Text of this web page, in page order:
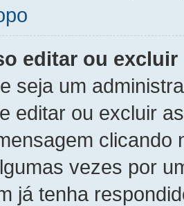
editar ou excluir
seja um
editar ou excluir
clicando
vezes por
já tenha